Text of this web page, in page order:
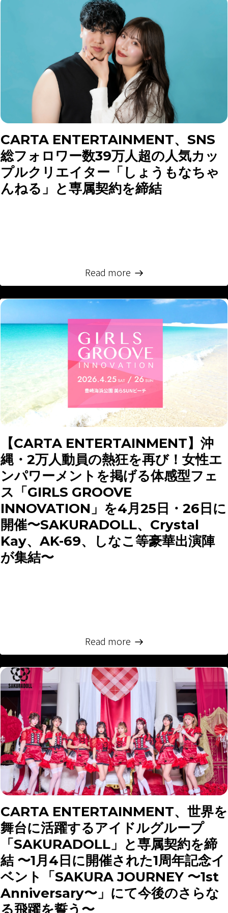
CARTA ENTERTAINMENT、SNS
総フォロワー数39万人超の人気カッ
プルクリエイター「しょうもなちゃ
んねる」と専属契約を締結
Read more
【CARTA ENTERTAINMENT】沖
縄・2万人動員の熱狂を再び！女性エ
ンパワーメントを掲げる体感型フェ
ス「GIRLS GROOVE
INNOVATION」を4月25日・26日に
開催〜SAKURADOLL、Crystal
Kay、AK-69、しなこ等豪華出演陣
が集結〜
Read more
CARTA ENTERTAINMENT、世界を
舞台に活躍するアイドルグループ
「SAKURADOLL」と専属契約を締
結 〜1月4日に開催された1周年記念イ
ベント「SAKURA JOURNEY 〜1st
Anniversary〜」にて今後のさらな
る飛躍を誓う〜